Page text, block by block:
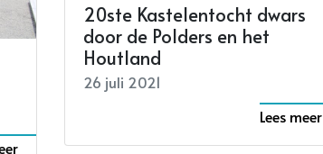
20ste Kastelentocht dwars
door de Polders en het
Houtland
26 juli 2021
Lees meer